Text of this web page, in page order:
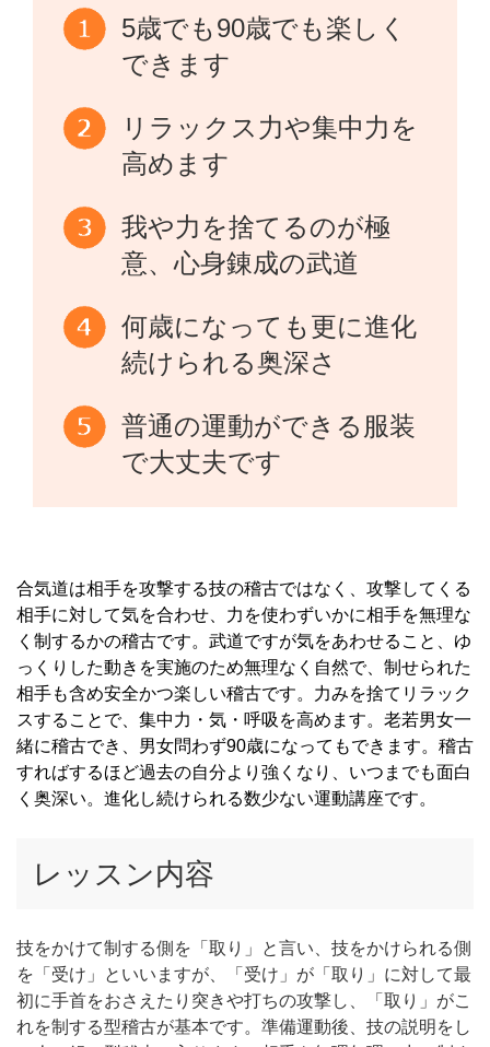
5歳でも90歳でも楽しく
できます
リラックス力や集中力を
高めます
我や力を捨てるのが極
意、心身錬成の武道
何歳になっても更に進化
続けられる奥深さ
普通の運動ができる服装
で大丈夫です
合気道は相手を攻撃する技の稽古ではなく、攻撃してくる
相手に対して気を合わせ、力を使わずいかに相手を無理な
く制するかの稽古です。武道ですが気をあわせること、ゆ
っくりした動きを実施のため無理なく自然で、制せられた
相手も含め安全かつ楽しい稽古です。力みを捨てリラック
スすることで、集中力・気・呼吸を高めます。老若男女一
緒に稽古でき、男女問わず90歳になってもできます。稽古
すればするほど過去の自分より強くなり、いつまでも面白
く奥深い。進化し続けられる数少ない運動講座です。
レッスン内容
技をかけて制する側を「取り」と言い、技をかけられる側
を「受け」といいますが、「受け」が「取り」に対して最
初に手首をおさえたり突きや打ちの攻撃し、「取り」がこ
れを制する型稽古が基本です。準備運動後、技の説明をし